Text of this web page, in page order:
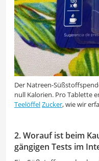
Der Natreen-
null Kalorien. Pro Tablette
TeelöffelZucker, wie wir
2. Worauf ist beim
gängigen Tests im